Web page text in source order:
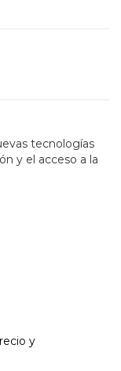
tecnologías
y el acceso a la
y